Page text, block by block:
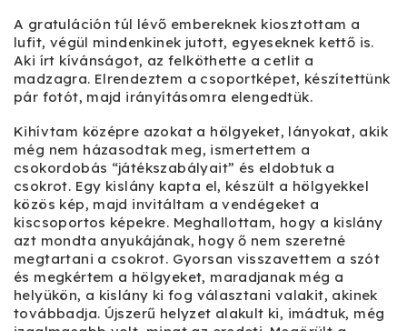
A gratuláción túl lévő embereknek kiosztottam a
lufit, végül mindenkinek jutott, egyeseknek kettő is.
Aki írt kívánságot, az felköthette a cetlit a
madzagra. Elrendeztem a csoportképet, készítettünk
pár fotót, majd irányításomra elengedtük.
Kihívtam középre azokat a hölgyeket, lányokat, akik
még nem házasodtak meg, ismertettem a
csokordobás “játékszabályait” és eldobtuk a
csokrot. Egy kislány kapta el, készült a hölgyekkel
közös kép, majd invitáltam a vendégeket a
kiscsoportos képekre. Meghallottam, hogy a kislány
azt mondta anyukájának, hogy ő nem szeretné
megtartani a csokrot. Gyorsan visszavettem a szót
és megkértem a hölgyeket, maradjanak még a
helyükön, a kislány ki fog választani valakit, akinek
továbbadja. Újszerű helyzet alakult ki, imádtuk, még